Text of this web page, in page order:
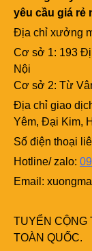
yêu cầu giá rẻ
Địa chỉ xưởng
Cơ sở 1: 193
Nội
Cơ sở 2: Từ
Địa chỉ giao
Yêm, Đại Kim,
Số điện thoại
Hotline/ zalo:
Email:
TUYỂN CỘNG
TOÀN QUỐC.